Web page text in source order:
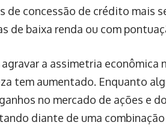
de concessão de crédito mais
de baixa renda ou com
a assimetria econômica
tem aumentado. Enquanto
no mercado de ações e
diante de uma